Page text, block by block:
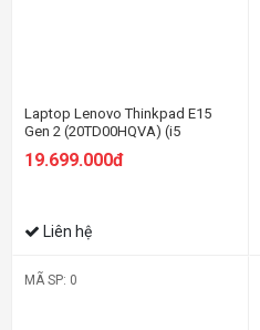
Laptop Lenovo Thinkpad E15
Gen 2 (20TD00HQVA) (i5
1135G7/8GB RAM/256GB
SSD/15.6 FHD/Dos/Đen)
19.699.000đ
Liên hệ
MÃ SP: 0